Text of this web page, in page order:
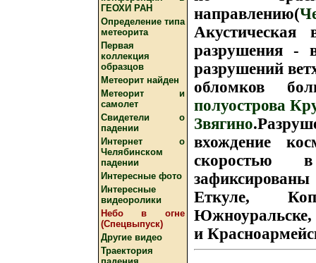
ГЕОХИ РАН
Определение типа
метеорита
Первая
коллекция
образцов
Метеорит найден
Метеорит и
самолет
Свидетели о
падении
Интернет о
Челябинском
падении
Интересные фото
Интересные
видеоролики
Небо в огне
(Спецвыпуск)
Другие видео
Траектория
направлению(
Акустическая
разрушения -
разрушений
обломков
полуострова
Звягино
вхождение
скоростью
Еткуле,
Южноуральске,
и